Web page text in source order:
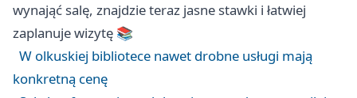
wynająć salę, znajdzie teraz jasne stawki i łatwiej
zaplanuje wizytę 📚
W olkuskiej bibliotece nawet drobne usługi mają
konkretną cenę